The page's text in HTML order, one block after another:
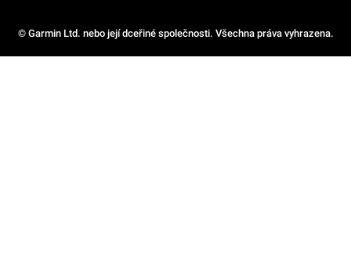
© Garmin Ltd. nebo její dceřiné společnosti. Všechna práva vyhrazena.